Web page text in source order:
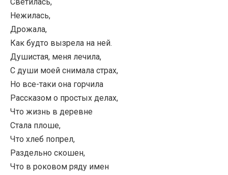
Нежилась,
Дрожала,
Как будто вызрела на ней.
Душистая, меня лечила,
С души моей снимала страх,
Но все-таки она горчила
Рассказом о простых делах,
Что жизнь в деревне
Стала плоше,
Что хлеб попрел,
Раздельно скошен,
Что в роковом ряду имен